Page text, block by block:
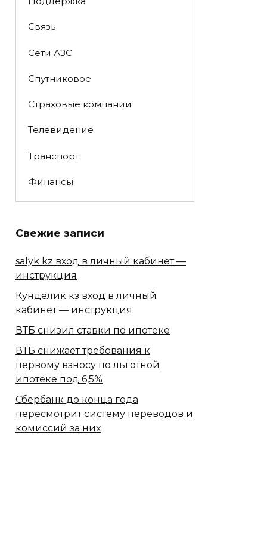
Связь
Сети АЗС
Спутниковое
Страховые компании
Телевидение
Транспорт
Финансы
Свежие записи
salyk kz вход в личный кабинет —
инструкция
Кунделик кз вход в личный
кабинет — инструкция
ВТБ снизил ставки по ипотеке
ВТБ снижает требования к
первому взносу по льготной
ипотеке под 6,5%
Сбербанк​ до конца года
пересмотрит систему переводов и
комиссий за них